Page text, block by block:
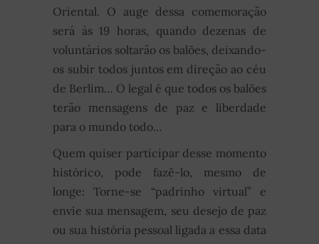
Oriental. O auge dessa comemoração
será às 19 horas, quando dezenas de
voluntários soltarão os balões, deixando-
os subir todos juntos em direção ao céu
de Berlim… O legal é que todos os balões
terão mensagens de paz e liberdade
para o mundo todo…
Quem quiser participar desse momento
histórico, pode fazê-lo, mesmo de
longe: Torne-se “padrinho virtual” e
envie sua mensagem, seu desejo de paz
ou sua história pessoal ligada a essa data